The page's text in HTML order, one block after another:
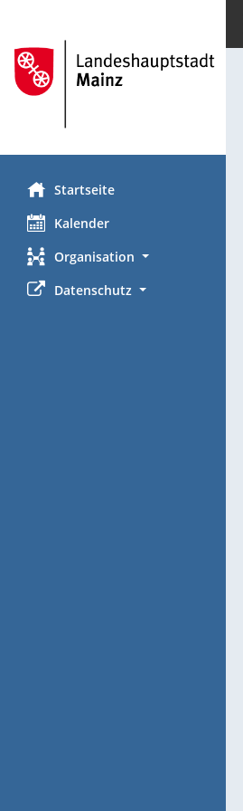
Startseite
Kalender
Organisation
Datenschutz